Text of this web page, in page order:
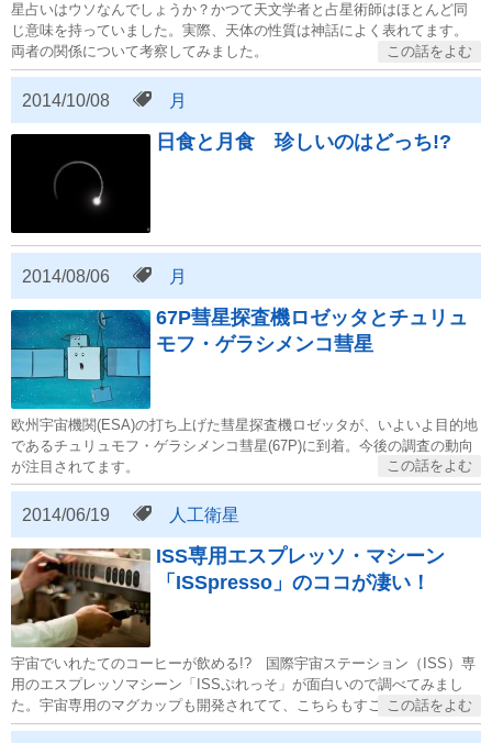
星占いはウソなんでしょうか？かつて天文学者と占星術師はほとんど同
じ意味を持っていました。実際、天体の性質は神話によく表れてます。
両者の関係について考察してみました。
2014/10/08 月
日食と月食　珍しいのはどっち!?
2014/08/06 月
67P彗星探査機ロゼッタとチュリュ
モフ・ゲラシメンコ彗星
欧州宇宙機関(ESA)の打ち上げた彗星探査機ロゼッタが、いよいよ目的地
であるチュリュモフ・ゲラシメンコ彗星(67P)に到着。今後の調査の動向
が注目されてます。
2014/06/19 人工衛星
ISS専用エスプレッソ・マシーン
「ISSpresso」のココが凄い！
宇宙でいれたてのコーヒーが飲める!? 国際宇宙ステーション（ISS）専
用のエスプレッソマシーン「ISSぷれっそ」が面白いので調べてみまし
た。宇宙専用のマグカップも開発されてて、こちらもすごく理詰めで独
創的。